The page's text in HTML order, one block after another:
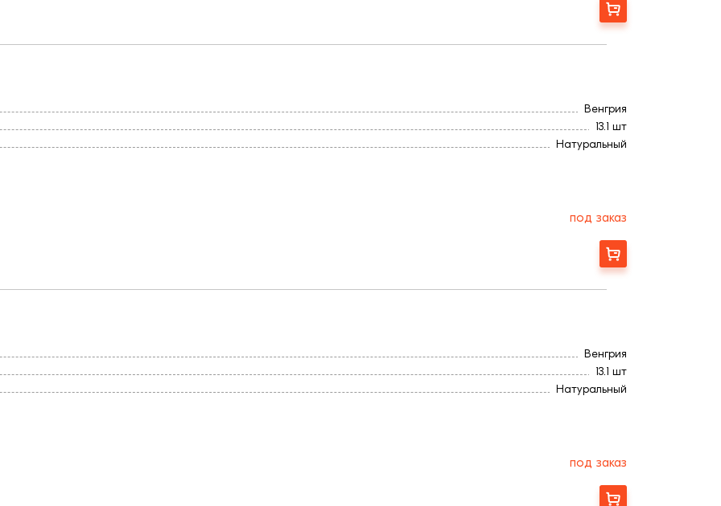
Заказать
Венгрия
13.1 шт
Натуральный
270
под заказ
Заказать
Венгрия
13.1 шт
Натуральный
270
под заказ
Заказать